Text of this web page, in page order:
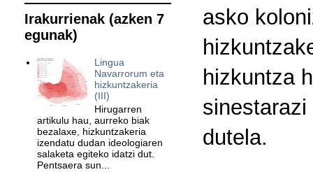
asko
hizkuntza
dutela.
Irakurrienak (azken 7
egunak)
Lingua
Navarrorum eta
hizkuntzakeria
(III)
Hirugarren
artikulu hau, aurreko biak
bezalaxe, hizkuntzakeria
izendatu dudan ideologiaren
salaketa egiteko idatzi dut.
Pentsaera sun...